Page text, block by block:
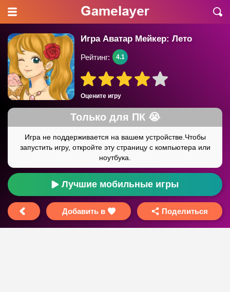
Игра Аватар Мейкер: Лето
Оцените игру
Рейтинг: 4.1
Лучшие мобильные игры
Добавить в Поделиться